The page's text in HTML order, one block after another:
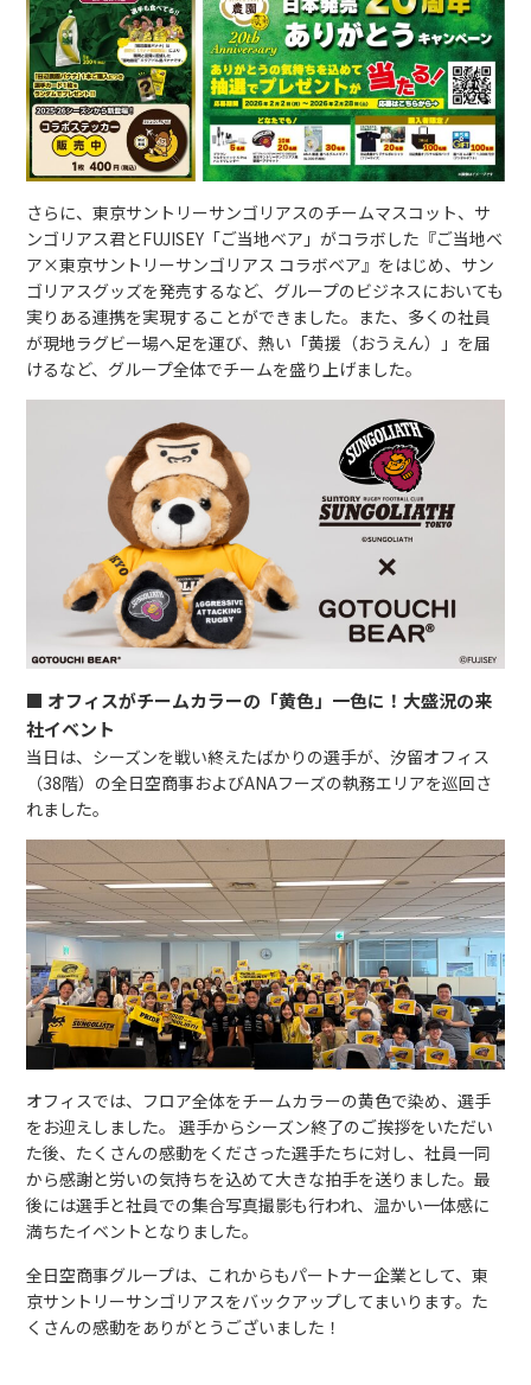
さらに、東京サントリーサンゴリアスのチームマスコット、サ
ンゴリアス君とFUJISEY「ご当地ベア」がコラボした『ご当地ベ
ア×東京サントリーサンゴリアス コラボベア』をはじめ、サン
ゴリアスグッズを発売するなど、グループのビジネスにおいても
実りある連携を実現することができました。また、多くの社員
が現地ラグビー場へ足を運び、熱い「黄援（おうえん）」を届
けるなど、グループ全体でチームを盛り上げました。
■ オフィスがチームカラーの「黄色」一色に！大盛況の来
社イベント
当日は、シーズンを戦い終えたばかりの選手が、汐留オフィス
（38階）の全日空商事およびANAフーズの執務エリアを巡回さ
れました。
オフィスでは、フロア全体をチームカラーの黄色で染め、選手
をお迎えしました。 選手からシーズン終了のご挨拶をいただい
た後、たくさんの感動をくださった選手たちに対し、社員一同
から感謝と労いの気持ちを込めて大きな拍手を送りました。最
後には選手と社員での集合写真撮影も行われ、温かい一体感に
満ちたイベントとなりました。
全日空商事グループは、これからもパートナー企業として、東
京サントリーサンゴリアスをバックアップしてまいります。た
くさんの感動をありがとうございました！